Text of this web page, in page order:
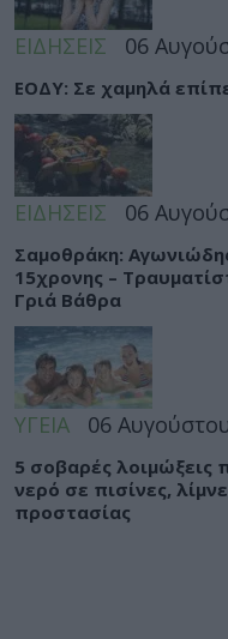
ΕΙΔΗΣΕΙΣ 06
ΕΟΔΥ: Σε χαμηλά
ΕΙΔΗΣΕΙΣ 06
Σαμοθράκη:
15χρονης –
Γριά Βάθρα
ΥΓΕΙΑ 06
5 σοβαρές
νερό σε πισίνες,
προστασίας